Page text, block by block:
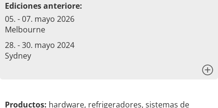
Ediciones anteriore:
05. - 07. mayo 2026
Melbourne
28. - 30. mayo 2024
Sydney
Productos: hardware, refrigeradores, sistemas de